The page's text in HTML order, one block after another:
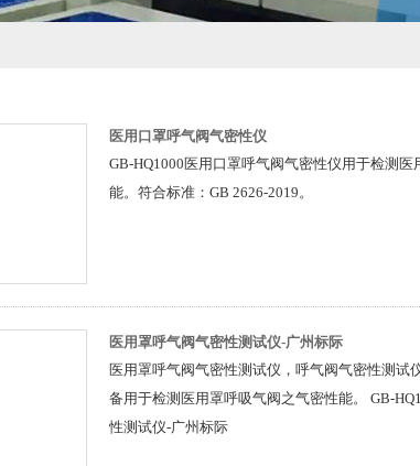
医用口罩呼气阀气密性仪
GB-HQ1000医用口罩呼气阀气密性仪用于检测医
能。符合标准：GB 2626-2019。
医用罩呼气阀气密性测试仪-广州标际
医用罩呼气阀气密性测试仪，呼气阀气密性测试
备用于检测医用罩呼吸气阀之气密性能。 GB-
性测试仪-广州标际